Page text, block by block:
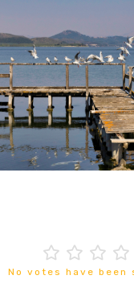
No votes have